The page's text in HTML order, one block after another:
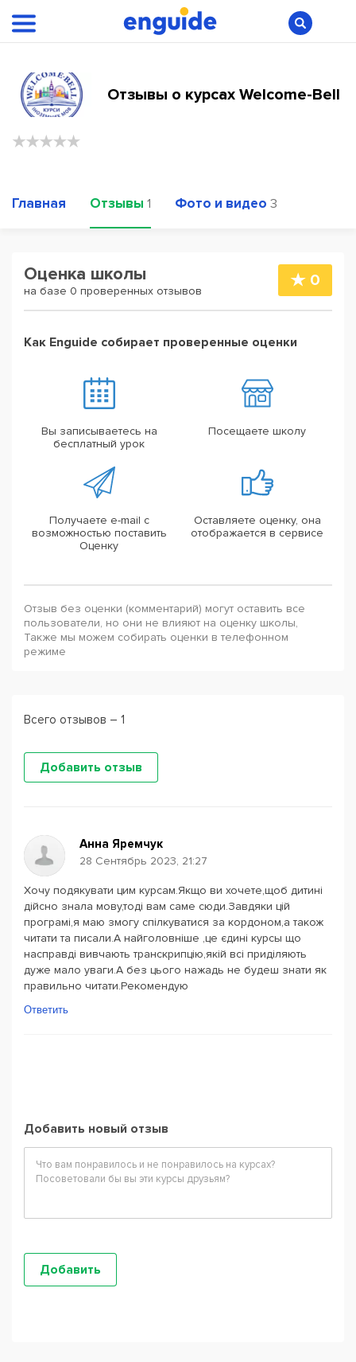
Отзывы о курсах Welcome-Bell
Главная Отзывы 1 Фото и видео 3
Оценка школы
на базе 0 проверенных отзывов
0
Как Enguide собирает проверенные оценки
Вы записываетесь на
бесплатный урок
Посещаете школу
Получаете e-mail с
возможностью поставить
Оценку
Оставляете оценку, она
отображается в сервисе
Отзыв без оценки (комментарий) могут оставить все
пользователи, но они не влияют на оценку школы,
Также мы можем собирать оценки в телефонном
режиме
Всего отзывов – 1
Добавить отзыв
Анна Яремчук
28 Сентябрь 2023, 21:27
Хочу подякувати цим курсам.Якщо ви хочете,щоб дитині
дійсно знала мову,тоді вам саме сюди.Завдяки цій
програмі,я маю змогу спілкуватися за кордоном,а також
читати та писали.А найголовніше ,це єдині курсы що
насправді вивчають транскрипцію,якій всі приділяють
дуже мало уваги.А без цього нажадь не будеш знати як
правильно читати.Рекомендую
Ответить
Добавить новый отзыв